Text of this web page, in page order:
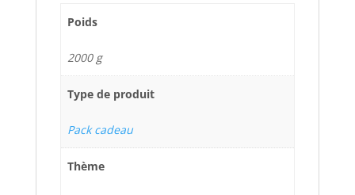
Poids
2000 g
Type de produit
Pack cadeau
Thème